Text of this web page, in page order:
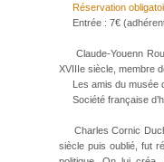
Réservation
Entrée : 7€
Claude-Youenn
XVIIIe siècle, membre
Les amis du musée
Société française
Charles Cornic
siècle puis oublié, fut